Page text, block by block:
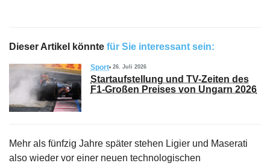
Dieser Artikel könnte für Sie interessant sein:
Sport 26. Juli 2026
Startaufstellung und TV-Zeiten des
F1-Großen Preises von Ungarn 2026
Mehr als fünfzig Jahre später stehen Ligier und Maserati
also wieder vor einer neuen technologischen